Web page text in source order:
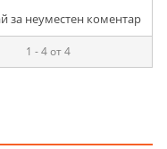
за неуместен коментар
1 - 4 от 4